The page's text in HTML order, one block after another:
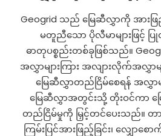
Geogrid သည် မြေဆီလွှာကို အား
မတူညီသော ပိုလီမာများဖြင့်
ဓာတုပစ္စည်းတစ်ခုဖြစ်သည်။
အလွှာများကြား အလျားလိုက်အလွှာ
မြေဆီလွှာတည်ငြိမ်စေရန် အလွှာ
မြေဆီလွှာအတွင်းသို့ တိုးဝင်ကာ
တည်ငြိမ်မှုကို မြှင့်တင်ပေးသည်။ တာ
ကြမ်းပြင်အားဖြည့်ခြင်း၊ လျှောစ